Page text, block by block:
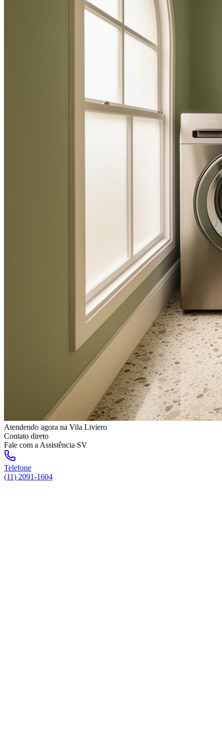
Atendendo agora na Vila Liviero
Contato direto
Fale com a Assistência SV
Telefone
(11) 2091-1604